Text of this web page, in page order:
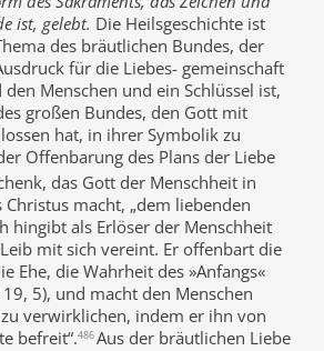
ist, gelebt. Die Heilsgeschichte ist
des bräutlichen Bundes, der
für die Liebes- gemeinschaft
Menschen und ein Schlüssel ist,
großen Bundes, den Gott mit
hat, in ihrer Symbolik zu
Offenbarung des Plans der Liebe
das Gott der Menschheit in
Christus macht, „dem liebenden
hingibt als Erlöser der Menschheit
mit sich vereint. Er offenbart die
Ehe, die Wahrheit des »Anfangs«
5), und macht den Menschen
verwirklichen, indem er ihn von
befreit“.486Aus der bräutlichen Liebe